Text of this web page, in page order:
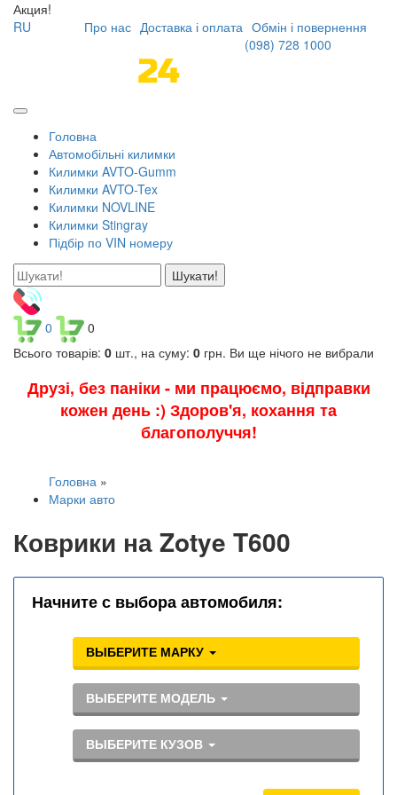
Акция!
RU
Про нас Доставка і оплата Обмін і повернення
(098) 728 1000
Головна
Автомобільні килимки
Килимки AVTO-Gumm
Килимки AVTO-Tex
Килимки NOVLINE
Килимки Stingray
Підбір по VIN номеру
Шукати!
0
0
Всього товарів: 0 шт., на суму: 0 грн. Ви ще нічого не вибрали
Друзі, без паніки - ми працюємо, відправки
кожен день :) Здоров'я, кохання та
благополуччя!
Головна »
Марки авто
Коврики на Zotye T600
Начните с выбора автомобиля:
ВЫБЕРИТЕ МАРКУ
ВЫБЕРИТЕ МОДЕЛЬ
ВЫБЕРИТЕ КУЗОВ